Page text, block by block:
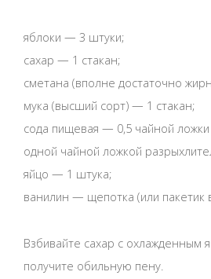
яблоки — 3 штуки;
сахар — 1 стакан;
сметана (вполне достаточно
мука (высший сорт) — 1 стакан;
сода пищевая — 0,5 чайной
одной чайной ложкой
яйцо — 1 штука;
ванилин — щепотка (или пакетик
Взбивайте сахар с охлажденным
получите обильную пену.